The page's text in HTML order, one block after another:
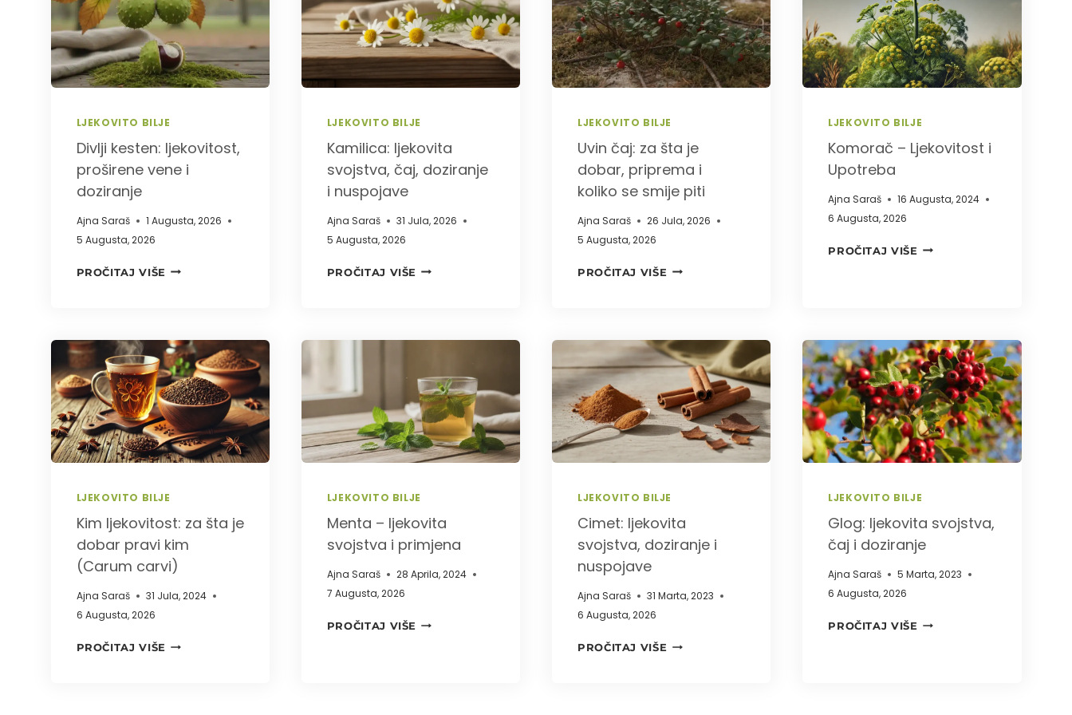
RAZLIKA
OD
MAJČINE
DUŠICE,
ČAJ
DOZIRANJE
BOBICA,
ČAJ
I
DOZIRANJE
LJEKOVITO BILJE
Divlji kesten: ljekovitost,
proširene vene i
doziranje
Ajna Saraš
1 Augusta, 2026
5 Augusta, 2026
PROČITAJ VIŠE DIVLJI
VENE
I
DOZIRANJE
LJEKOVITO BILJE
Kamilica: ljekovita
svojstva, čaj, doziranje
i nuspojave
Ajna Saraš
31 Jula, 2026
5 Augusta, 2026
PROČITAJ VIŠE KAMILICA:
NUSPOJAVE
LJEKOVITO BILJE
Uvin čaj: za šta je
dobar, priprema i
koliko se smije piti
Ajna Saraš
26 Jula, 2026
5 Augusta, 2026
PROČITAJ VIŠE UVIN
JE
DOBAR,
PRIPREMA
I
KOLIKO
SMIJE
LJEKOVITO BILJE
Komorač – Ljekovitost i
Upotreba
Ajna Saraš
16 Augusta, 2024
6 Augusta, 2026
PROČITAJ VIŠE KOMORAČ
LJEKOVITO BILJE
Kim ljekovitost: za šta je
dobar pravi kim
(Carum carvi)
Ajna Saraš
31 Jula, 2024
6 Augusta, 2026
PROČITAJ VIŠE KIM
LJEKOVITO BILJE
Menta – ljekovita
svojstva i primjena
Ajna Saraš
28 Aprila, 2024
7 Augusta, 2026
PROČITAJ VIŠE MENTA
LJEKOVITO BILJE
Cimet: ljekovita
svojstva, doziranje i
nuspojave
Ajna Saraš
31 Marta, 2023
6 Augusta, 2026
PROČITAJ VIŠE CIMET:
LJEKOVITO BILJE
Glog: ljekovita svojstva,
čaj i doziranje
Ajna Saraš
5 Marta, 2023
6 Augusta, 2026
PROČITAJ VIŠE GLOG: